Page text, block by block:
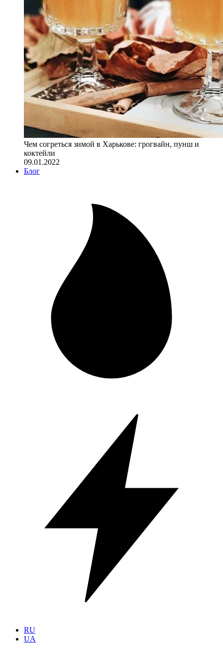
Чем согреться зимой в Харькове: грогвайн, пунш и
коктейли
09.01.2022
Блог
RU
UA